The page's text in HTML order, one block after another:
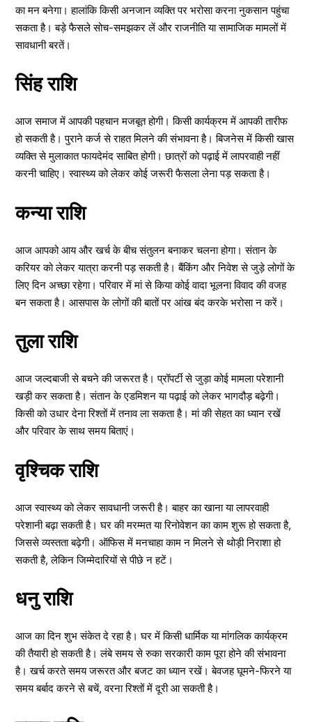
का मन बनेगा। हालांकि किसी अनजान व्यक्ति पर भरोसा करना नुकसान पहुंचा
सकता है। बड़े फैसले सोच-समझकर लें और राजनीति या सामाजिक मामलों में
सावधानी बरतें।
सिंह राशि
आज समाज में आपकी पहचान मजबूत होगी। किसी कार्यक्रम में आपकी तारीफ
हो सकती है। पुराने कर्ज से राहत मिलने की संभावना है। बिजनेस में किसी खास
व्यक्ति से मुलाकात फायदेमंद साबित होगी। छात्रों को पढ़ाई में लापरवाही नहीं
करनी चाहिए। स्वास्थ्य को लेकर कोई जरूरी फैसला लेना पड़ सकता है।
कन्या राशि
आज आपको आय और खर्च के बीच संतुलन बनाकर चलना होगा। संतान के
करियर को लेकर यात्रा करनी पड़ सकती है। बैंकिंग और निवेश से जुड़े लोगों के
लिए दिन अच्छा रहेगा। परिवार में मां से किया कोई वादा भूलना विवाद की वजह
बन सकता है। आसपास के लोगों की बातों पर आंख बंद करके भरोसा न करें।
तुला राशि
आज जल्दबाजी से बचने की जरूरत है। प्रॉपर्टी से जुड़ा कोई मामला परेशानी
खड़ी कर सकता है। संतान के एडमिशन या पढ़ाई को लेकर भागदौड़ बढ़ेगी।
किसी को उधार देना रिश्तों में तनाव ला सकता है। मां की सेहत का ध्यान रखें
और परिवार के साथ समय बिताएं।
वृश्चिक राशि
आज स्वास्थ्य को लेकर सावधानी जरूरी है। बाहर का खाना या लापरवाही
परेशानी बढ़ा सकती है। घर की मरम्मत या रिनोवेशन का काम शुरू हो सकता है,
जिससे व्यस्तता बढ़ेगी। ऑफिस में मनचाहा काम न मिलने से थोड़ी निराशा हो
सकती है, लेकिन जिम्मेदारियों से पीछे न हटें।
धनु राशि
आज का दिन शुभ संकेत दे रहा है। घर में किसी धार्मिक या मांगलिक कार्यक्रम
की तैयारी हो सकती है। लंबे समय से रुका सरकारी काम पूरा होने की संभावना
है। खर्च करते समय जरूरत और बजट का ध्यान रखें। बेवजह घूमने-फिरने या
समय बर्बाद करने से बचें, वरना रिश्तों में दूरी आ सकती है।